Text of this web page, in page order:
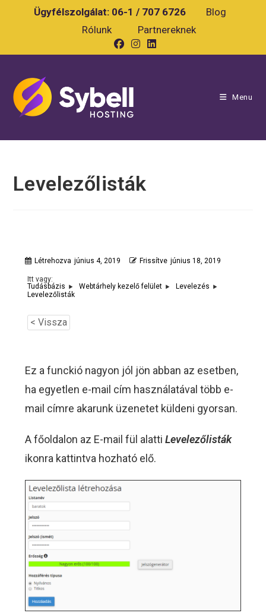
Ügyfélszolgálat: 06-1 / 707 6726
Blog
Rólunk
Partnereknek
Menu
Levelezőlisták
Létrehozva június 4, 2019 Frissítve június 18, 2019
Itt vagy:
Tudásbázis
Webtárhely kezelő felület
Levelezés
Levelezőlisták
< Vissza
Ez a funckió nagyon jól jön abban az esetben,
ha egyetlen e-mail cím használatával több e-
mail címre akarunk üzenetet küldeni gyorsan.
A főoldalon az E-mail fül alattiLevelezőlisták
ikonra kattintva hozható elő.